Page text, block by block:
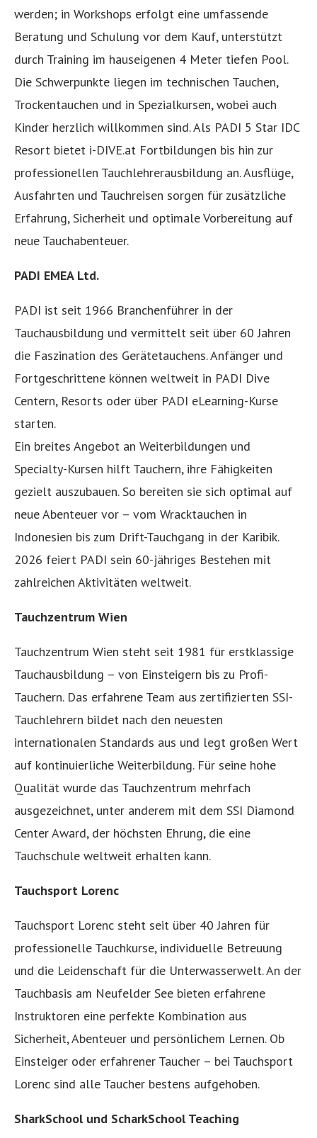
werden; in Workshops erfolgt eine umfassende
Beratung und Schulung vor dem Kauf, unterstützt
durch Training im hauseigenen 4 Meter tiefen Pool.
Die Schwerpunkte liegen im technischen Tauchen,
Trockentauchen und in Spezialkursen, wobei auch
Kinder herzlich willkommen sind. Als PADI 5 Star IDC
Resort bietet i-DIVE.at Fortbildungen bis hin zur
professionellen Tauchlehrerausbildung an. Ausflüge,
Ausfahrten und Tauchreisen sorgen für zusätzliche
Erfahrung, Sicherheit und optimale Vorbereitung auf
neue Tauchabenteuer.
PADI EMEA Ltd.
PADI ist seit 1966 Branchenführer in der
Tauchausbildung und vermittelt seit über 60 Jahren
die Faszination des Gerätetauchens. Anfänger und
Fortgeschrittene können weltweit in PADI Dive
Centern, Resorts oder über PADI eLearning-Kurse
starten.
Ein breites Angebot an Weiterbildungen und
Specialty-Kursen hilft Tauchern, ihre Fähigkeiten
gezielt auszubauen. So bereiten sie sich optimal auf
neue Abenteuer vor – vom Wracktauchen in
Indonesien bis zum Drift-Tauchgang in der Karibik.
2026 feiert PADI sein 60-jähriges Bestehen mit
zahlreichen Aktivitäten weltweit.
Tauchzentrum Wien
Tauchzentrum Wien steht seit 1981 für erstklassige
Tauchausbildung – von Einsteigern bis zu Profi-
Tauchern. Das erfahrene Team aus zertifizierten SSI-
Tauchlehrern bildet nach den neuesten
internationalen Standards aus und legt großen Wert
auf kontinuierliche Weiterbildung. Für seine hohe
Qualität wurde das Tauchzentrum mehrfach
ausgezeichnet, unter anderem mit dem SSI Diamond
Center Award, der höchsten Ehrung, die eine
Tauchschule weltweit erhalten kann.
Tauchsport Lorenc
Tauchsport Lorenc steht seit über 40 Jahren für
professionelle Tauchkurse, individuelle Betreuung
und die Leidenschaft für die Unterwasserwelt. An der
Tauchbasis am Neufelder See bieten erfahrene
Instruktoren eine perfekte Kombination aus
Sicherheit, Abenteuer und persönlichem Lernen. Ob
Einsteiger oder erfahrener Taucher – bei Tauchsport
Lorenc sind alle Taucher bestens aufgehoben.
SharkSchool und ScharkSchool Teaching